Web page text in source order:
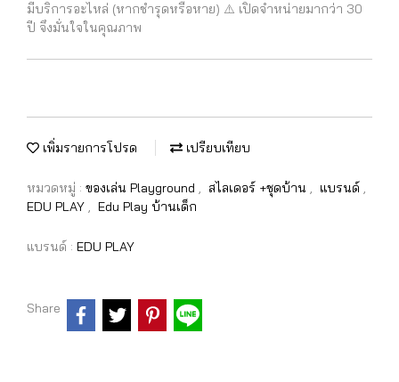
มีบริการอะไหล่ (หากชำรุดหรือหาย) ⚠️ เปิดจำหน่ายมากว่า 30
ปี จึงมั่นใจในคุณภาพ
เพิ่มรายการโปรด เปรียบเทียบ
หมวดหมู่ : ของเล่น Playground , สไลเดอร์ +ชุดบ้าน , แบรนด์ ,
EDU PLAY , Edu Play บ้านเด็ก
แบรนด์ : EDU PLAY
Share